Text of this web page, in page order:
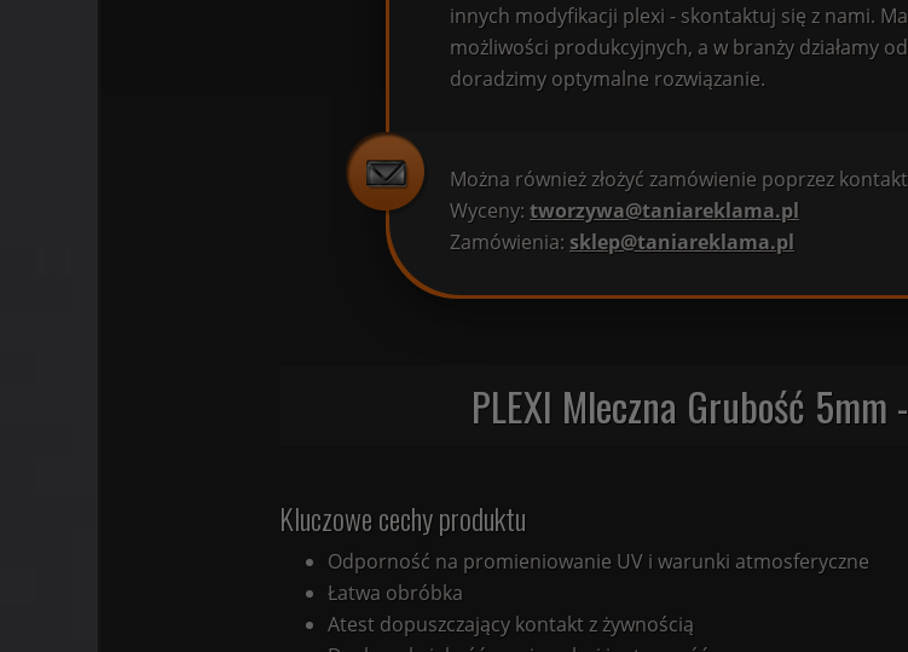
innych modyfikacji plexi - skontaktuj się z nami.
możliwości produkcyjnych, a w branży działamy
doradzimy optymalne rozwiązanie.
Można również złożyć zamówienie poprzez
Wyceny: tworzywa@taniareklama.pl
Zamówienia: sklep@taniareklama.pl
PLEXI Mleczna Grubość
Kluczowe cechy produktu
Odporność na promieniowanie UV i warunki atmosferyczne
Łatwa obróbka
Atest dopuszczający kontakt z żywnością